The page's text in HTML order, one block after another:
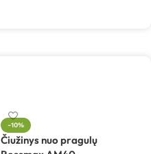
-10%
Čiužinys nuo pragulų